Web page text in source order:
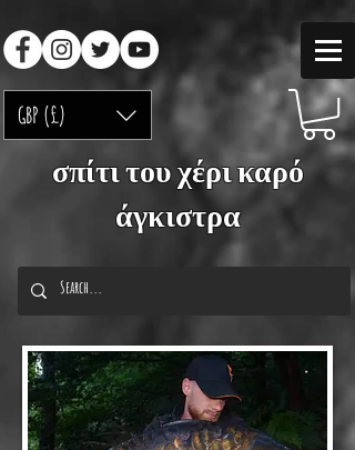
GBP (£)
σπίτι του χέρι καρό
άγκιστρα